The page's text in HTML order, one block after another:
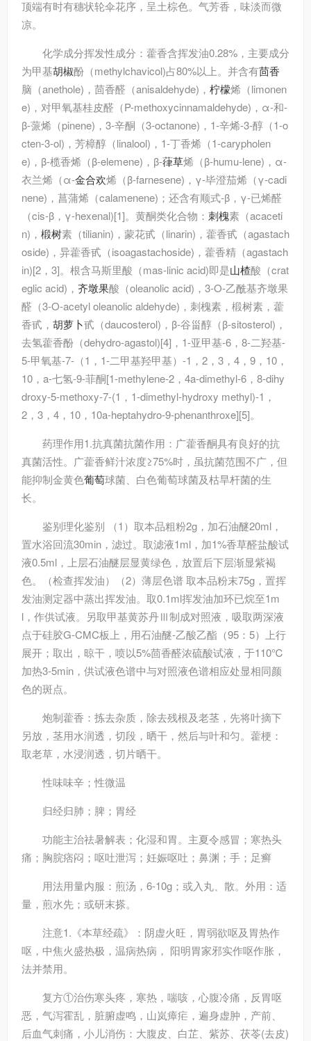
顶端有时有穗状轮伞花序，呈土棕色。气芳香，味淡而微
凉。
化学成分挥发性成分：藿香含挥发油0.28%，主要成分
为甲基胡椒酚（methylchavicol)占80%以上。并含有茴香
脑（anethole)，茴香醛（anisaldehyde)， 柠檬烯（limonen
e)，对甲氧基桂皮醛（P-methoxycinnamaldehyde)，α-和-
β-蒎烯（pinene)，3-辛酮（3-octanone)，1-辛烯-3-醇（1-o
cten-3-ol)，芳樟醇（linalool)，1-丁香烯（1-carypholen
e)，β-榄香烯（β-elemene)，β-葎草烯（β-humu-lene)，α-
衣兰烯（α-金合欢烯（β-farnesene)，γ-毕澄茄烯（γ-cadi
nene)，菖蒲烯（calamenene)；还含有顺式-β，γ-已烯醛
（cis-β，γ-hexenal)[1]。黄酮类化合物： 刺槐素（acaceti
n)， 椴树素（tilianin)，蒙花甙（linarin)，藿香甙（agastach
oside)，异藿香甙（isoagastachoside)，藿香精（agastach
in)[2，3]。根含马斯里酸（mas-linic acid)即是山楂酸（crat
eglic acid)， 齐墩果酸（oleanolic acid)，3-O-乙酰基齐墩果
醛（3-O-acetyl oleanolic aldehyde)，刺槐素，椴树素，藿
香甙， 胡萝卜甙（daucosterol)，β-谷甾醇（β-sitosterol)，
去氢藿香酚（dehydro-agastol)[4]，1-亚甲基-6，8-二羟基-
5-甲氧基-7-（1，1-二甲基羟甲基）-1，2，3，4，9，10，
10，a-七氢-9-菲酮[1-methylene-2，4a-dimethyl-6，8-dihy
droxy-5-methoxy-7-(1，1-dimethyl-hydroxy methyl)-1，
2，3，4，10，10a-heptahydro-9-phenanthroxe][5]。
药理作用1.抗真菌抗菌作用：广藿香酮具有良好的抗
真菌活性。广藿香鲜汁浓度≥75%时，虽抗菌范围不广，但
能抑制金黄色葡萄球菌、白色葡萄球菌及枯旱杆菌的生
长。
鉴别理化鉴别 （1）取本品粗粉2g，加石油醚20ml，
置水浴回流30min，滤过。取滤液1ml，加1%香草醛盐酸试
液0.5ml，上层石油醚层显黄绿色，放置后下层渐显紫褐
色。（检查挥发油）（2）薄层色谱 取本品粉末75g，置挥
发油测定器中蒸出挥发油。取0.1ml挥发油加环已烷至1m
l，作供试液。另取甲基黄苏丹Ⅲ制成对照液，吸取两深液
点于硅胶G-CMC板上，用石油醚-乙酸乙酯（95：5）上行
展开；取出，晾干，喷以5%茴香醛浓硫酸试液，于110℃
加热3-5min，供试液色谱中与对照液色谱相应处显相同颜
色的斑点。
炮制藿香：拣去杂质，除去残根及老茎，先将叶摘下
另放，茎用水润透，切段，晒干，然后与叶和匀。藿梗：
取老草，水浸润透，切片晒干。
性味味辛；性微温
归经归肺；脾；胃经
功能主治祛暑解表；化湿和胃。主夏令感冒；寒热头
痛；胸脘痞闷；呕吐泄泻；妊娠呕吐；鼻渊；手；足癣
用法用量内服：煎汤，6-10g；或入丸、散。外用：适
量，煎水先；或研末搽。
注意1.《本草经疏》：阴虚火旺，胃弱欲呕及胃热作
呕，中焦火盛热极，温病热病， 阳明胃家邪实作呕作胀，
法并禁用。
复方①治伤寒头疼，寒热，喘咳，心腹冷痛，反胃呕
恶，气泻霍乱，脏腑虚鸣，山岚瘴疟，遍身虚肿，产前、
后血气刺痛，小儿消伤：大腹皮、白芷、紫苏、茯苓(去皮)